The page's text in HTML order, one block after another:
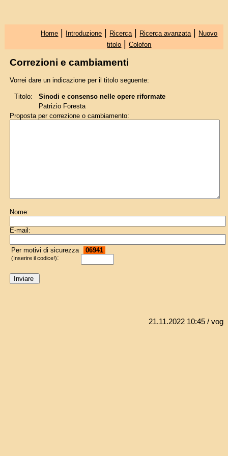
Home | Introduzione | Ricerca | Ricerca avanzata | Nuovo
titolo |Colofon
Correzioni e cambiamenti
Vorrei dare un indicazione per il titolo seguente:
Titolo:
Sinodi e consenso nelle opere riformate
Patrizio Foresta
Proposta per correzione o cambiamento:
Nome:
E-mail:
Per motivi di sicurezza
(Inserire il codice!):
06941
21.11.2022 10:45 / vog